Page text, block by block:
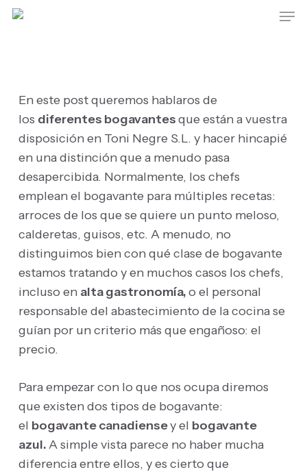
Skip
En este post queremos hablaros de
los diferentes bogavantesque están a vuestra
disposición en Toni Negre S.L. y hacer hincapié
en una distinción que a menudo pasa
desapercibida. Normalmente, los chefs
emplean el bogavante para múltiples recetas:
arroces de los que se quiere un punto meloso,
calderetas, guisos, etc. A menudo, no
distinguimos bien con qué clase de bogavante
estamos tratando y en muchos casos los chefs,
incluso en alta gastronomía,o el personal
responsable del abastecimiento de la cocina se
guían por un criterio más que engañoso: el
precio.
Para empezar con lo que nos ocupa diremos
que existen dos tipos de bogavante:
el bogavante canadiensey el bogavante
azul.A simple vista parece no haber mucha
diferencia entre ellos, y es cierto que